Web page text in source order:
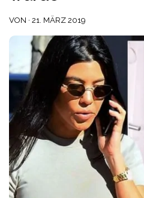
VON · 21. MÄRZ 2019